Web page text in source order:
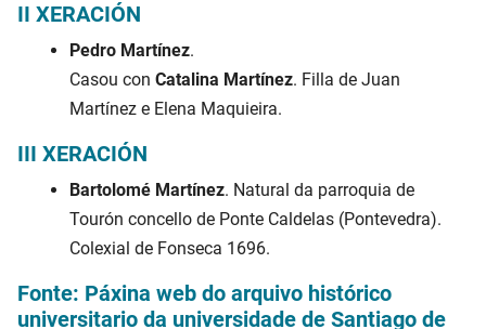
II XERACIÓN
Pedro Martínez.
Casou con Catalina Martínez. Filla de Juan
Martínez e Elena Maquieira.
III XERACIÓN
Bartolomé Martínez. Natural da parroquia de
Tourón concello de Ponte Caldelas (Pontevedra).
Colexial de Fonseca 1696.
Fonte: Páxina web do arquivo histórico
universitario da universidade de Santiago de